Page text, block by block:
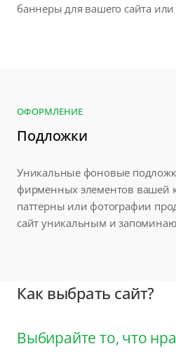
баннеры для вашего сайта
ОФОРМЛЕНИЕ
Подложки
Уникальные фоновые
фирменных элементов вашей
паттерны или фотографии
сайт уникальным и
Как выбрать сайт?
Выбирайте то, что